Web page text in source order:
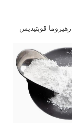
قوبتيديس